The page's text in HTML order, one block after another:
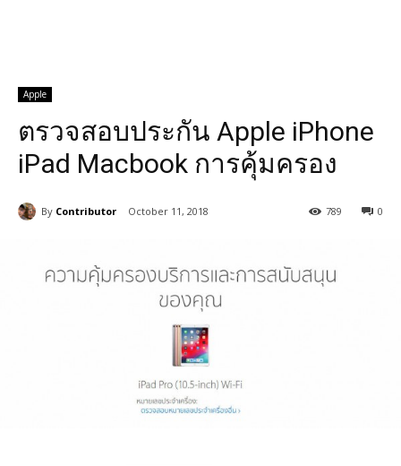
Apple
ตรวจสอบประกัน Apple iPhone
iPad Macbook การคุ้มครอง
By Contributor October 11, 2018 0
789